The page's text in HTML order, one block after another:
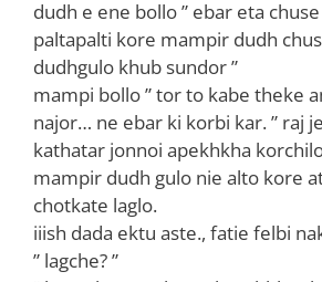
dudh e ene bollo ” ebar eta chuse
paltapalti kore mampir dudh
dudhgulo khub sundor ”
mampi bollo ” tor to kabe theke
najor… ne ebar ki korbi kar. ” raj
kathatar jonnoi apekhkha
mampir dudh gulo nie alto kore
chotkate laglo.
iiish dada ektu aste., fatie felbi
” lagche? ”